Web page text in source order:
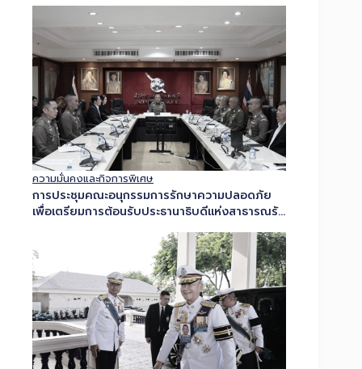
ปฏิบัติการ “ทลายบัตร 10...
ความมั่นคงและกิจการพิเศษ
การประชุมคณะอนุกรรมการรักษาความปลอดภัย
เพื่อเตรียมการต้อนรับประธานาธิบดีแห่งสาธารณรัฐ